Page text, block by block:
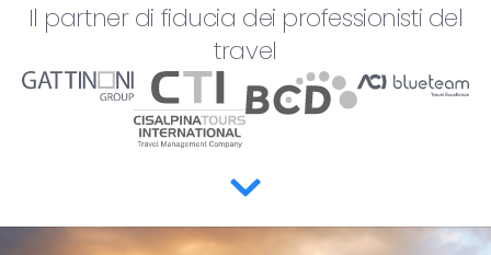
Il partner di fiducia dei professionisti del
travel